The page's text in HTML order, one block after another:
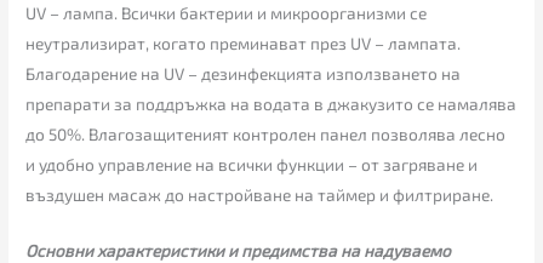
UV – лампа. Всички бактерии и микроорганизми се
неутрализират, когато преминават през UV – лампата.
Благодарение на UV – дезинфекцията използването на
препарати за поддръжка на водата в джакузито се намалява
до 50%. Влагозащитеният контролен панел позволява лесно
и удобно управление на всички функции – от загряване и
въздушен масаж до настройване на таймер и филтриране.
Основни характеристики и предимства на надуваемо